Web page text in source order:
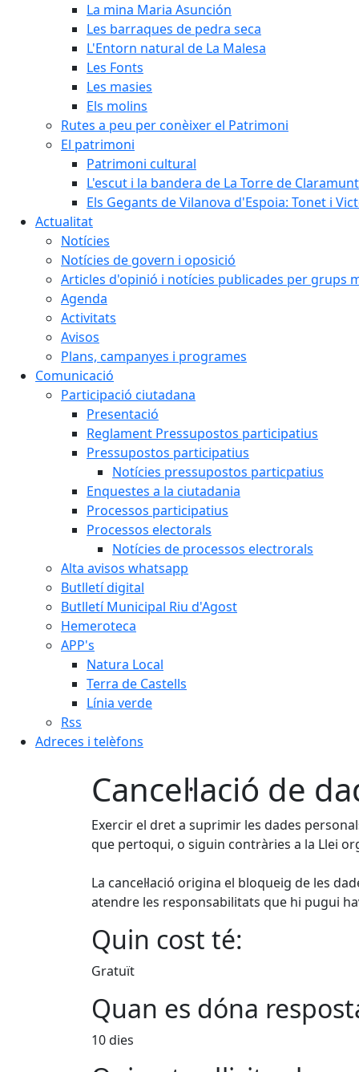
La mina Maria Asunción
Les barraques de pedra seca
L'Entorn natural de La Malesa
Les Fonts
Les masies
Els molins
Rutes a peu per conèixer el Patrimoni
El patrimoni
Patrimoni cultural
L'escut i la bandera de La Torre de Claramunt
Els Gegants de Vilanova d'Espoia: Tonet i
Actualitat
Notícies
Notícies de govern i oposició
Articles d'opinió i notícies publicades per grups
Agenda
Activitats
Avisos
Plans, campanyes i programes
Comunicació
Participació ciutadana
Presentació
Reglament Pressupostos participatius
Pressupostos participatius
Notícies pressupostos particpatius
Enquestes a la ciutadania
Processos participatius
Processos electorals
Notícies de processos electrorals
Alta avisos whatsapp
Butlletí digital
Butlletí Municipal Riu d'Agost
Hemeroteca
APP's
Natura Local
Terra de Castells
Línia verde
Rss
Adreces i telèfons
Cancel·lació de
Exercir el dret a suprimir les dades
que pertoqui, o siguin contràries a la Llei
La cancel·lació origina el bloqueig de les
atendre les responsabilitats que hi pugui
Quin cost té:
Gratuït
Quan es dóna
10 dies